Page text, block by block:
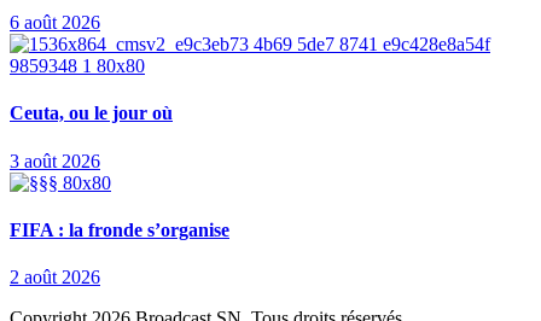
6 août 2026
Ceuta, ou le jour où
3 août 2026
FIFA : la fronde s’organise
2 août 2026